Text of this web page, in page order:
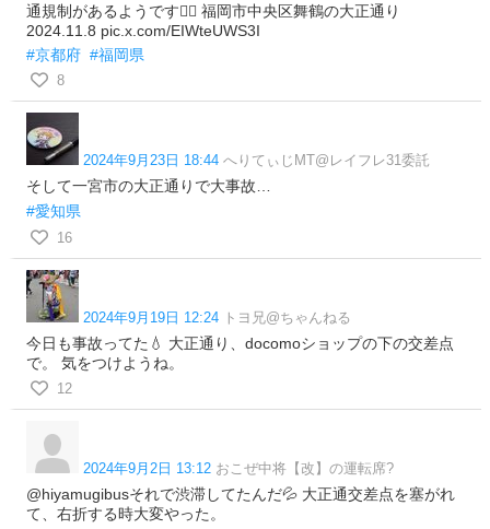
通規制があるようです🏃‍♂️ 福岡市中央区舞鶴の大正通り
2024.11.8 pic.x.com/EIWteUWS3I
#京都府 #福岡県
8
2024年9月23日 18:44 へりてぃじMT@レイフレ31委託
そして一宮市の大正通りで大事故…
#愛知県
16
2024年9月19日 12:24 トヨ兄@ちゃんねる
今日も事故ってた💧 大正通り、docomoショップの下の交差点
で。 気をつけようね。
12
2024年9月2日 13:12 おこぜ中将【改】の運転席?
@hiyamugibusそれで渋滞してたんだ💦 大正通交差点を塞がれ
て、右折する時大変やった。